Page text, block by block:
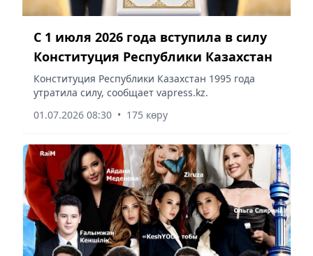
С 1 июля 2026 года вступила в силу
Конституция Республики Казахстан
Конституция Республики Казахстан 1995 года
утратила силу, сообщает vapress.kz.
01.07.2026 08:30 • 175 көру